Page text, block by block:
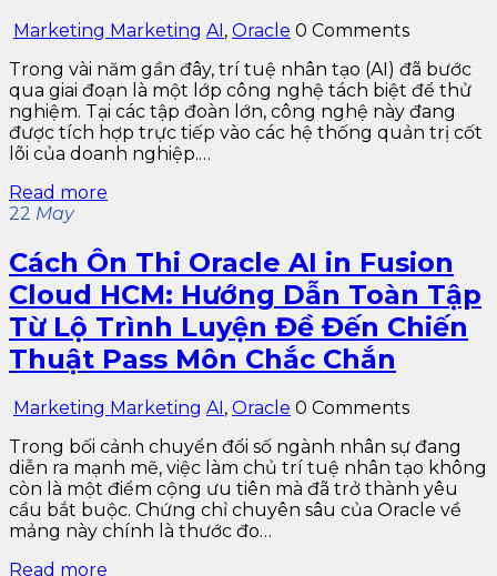
Marketing Marketing AI, Oracle 0 Comments
Trong vài năm gần đây, trí tuệ nhân tạo (AI) đã bước
qua giai đoạn là một lớp công nghệ tách biệt để thử
nghiệm. Tại các tập đoàn lớn, công nghệ này đang
được tích hợp trực tiếp vào các hệ thống quản trị cốt
lõi của doanh nghiệp.…
Read more
22 May
Cách Ôn Thi Oracle AI in Fusion
Cloud HCM: Hướng Dẫn Toàn Tập
Từ Lộ Trình Luyện Đề Đến Chiến
Thuật Pass Môn Chắc Chắn
Marketing Marketing AI, Oracle 0 Comments
Trong bối cảnh chuyển đổi số ngành nhân sự đang
diễn ra mạnh mẽ, việc làm chủ trí tuệ nhân tạo không
còn là một điểm cộng ưu tiên mà đã trở thành yêu
cầu bắt buộc. Chứng chỉ chuyên sâu của Oracle về
mảng này chính là thước đo…
Read more